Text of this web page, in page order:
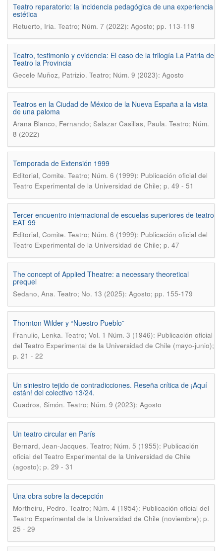
Teatro reparatorio: la incidencia pedagógica de una experiencia
estética
Retuerto, Iria. Teatro; Núm. 7 (2022): Agosto; pp. 113-119
Teatro, testimonio y evidencia: El caso de la trilogía La Patria de
Teatro la Provincia
Gecele Muñoz, Patrizio. Teatro; Núm. 9 (2023): Agosto
Teatros en la Ciudad de México de la Nueva España a la vista
de una paloma
Arana Blanco, Fernando; Salazar Casillas, Paula. Teatro; Núm.
8 (2022)
Temporada de Extensión 1999
Editorial, Comite. Teatro; Núm. 6 (1999): Publicación oficial del
Teatro Experimental de la Universidad de Chile; p. 49 - 51
Tercer encuentro internacional de escuelas superiores de teatro
EAT 99
Editorial, Comite. Teatro; Núm. 6 (1999): Publicación oficial del
Teatro Experimental de la Universidad de Chile; p. 47
The concept of Applied Theatre: a necessary theoretical
prequel
Sedano, Ana. Teatro; No. 13 (2025): Agosto; pp. 155-179
Thornton Wilder y “Nuestro Pueblo”
Franulic, Lenka. Teatro; Vol. 1 Núm. 3 (1946): Publicación oficial
del Teatro Experimental de la Universidad de Chile (mayo-junio);
p. 21 - 22
Un siniestro tejido de contradicciones. Reseña crítica de ¡Aquí
están! del colectivo 13/24.
Cuadros, Simón. Teatro; Núm. 9 (2023): Agosto
Un teatro circular en París
Bernard, Jean-Jacques. Teatro; Núm. 5 (1955): Publicación
oficial del Teatro Experimental de la Universidad de Chile
(agosto); p. 29 - 31
Una obra sobre la decepción
Mortheiru, Pedro. Teatro; Núm. 4 (1954): Publicación oficial del
Teatro Experimental de la Universidad de Chile (noviembre); p.
25 - 29